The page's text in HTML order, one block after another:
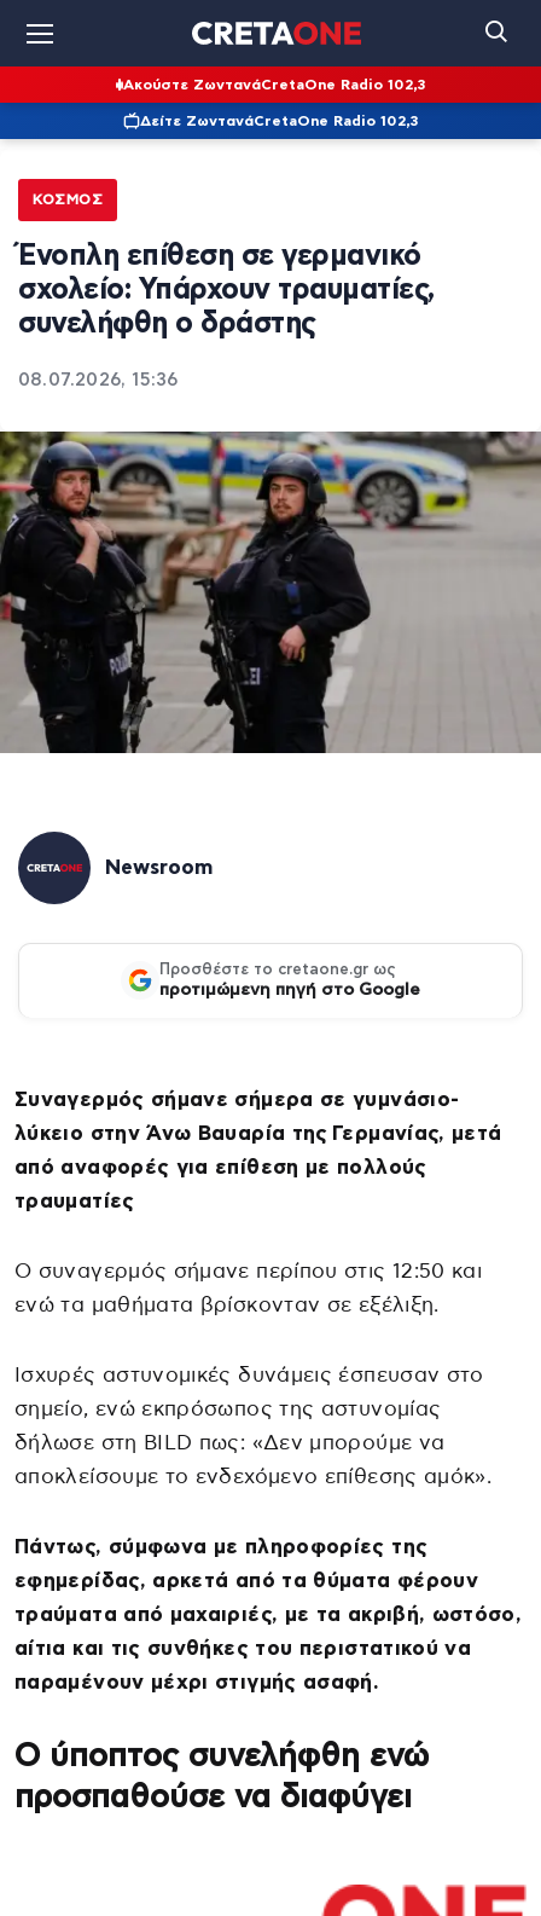
Ακούστε ΖωντανάCretaOne Radio 102,3
Δείτε ΖωντανάCretaOne Radio 102,3
ΚΌΣΜΟΣ
Ένοπλη επίθεση σε γερμανικό
σχολείο: Υπάρχουν τραυματίες,
συνελήφθη ο δράστης
08.07.2026, 15:36
Newsroom
Προσθέστε το cretaone.gr ως
προτιμώμενη πηγή στο Google
Συναγερμός σήμανε σήμερα σε γυμνάσιο-
λύκειο στην Άνω Βαυαρία της Γερμανίας, μετά
από αναφορές για επίθεση με πολλούς
τραυματίες
Ο συναγερμός σήμανε περίπου στις 12:50 και
ενώ τα μαθήματα βρίσκονταν σε εξέλιξη.
Ισχυρές αστυνομικές δυνάμεις έσπευσαν στο
σημείο, ενώ εκπρόσωπος της αστυνομίας
δήλωσε στη BILD πως: «Δεν μπορούμε να
αποκλείσουμε το ενδεχόμενο επίθεσης αμόκ».
Πάντως, σύμφωνα με πληροφορίες της
εφημερίδας, αρκετά από τα θύματα φέρουν
τραύματα από μαχαιριές, με τα ακριβή, ωστόσο,
αίτια και τις συνθήκες του περιστατικού να
παραμένουν μέχρι στιγμής ασαφή.
Ο ύποπτος συνελήφθη ενώ
προσπαθούσε να διαφύγει